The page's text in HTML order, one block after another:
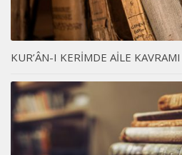
KUR’ÂN-I KERİMDE AİLE KAVRAMI